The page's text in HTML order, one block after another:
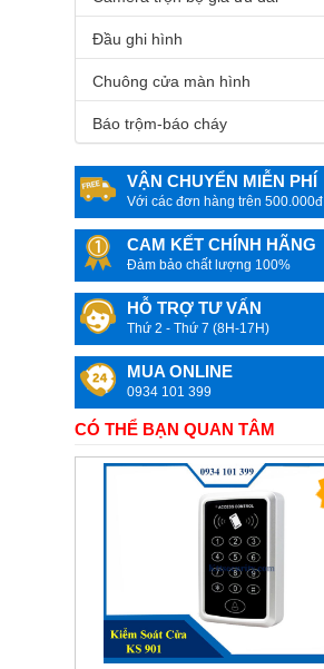
Camera
phòng
Mực
Linh
màu
dùng
Công
Đầu ghi hình
Chuông cửa màn hình
Báo trộm-báo cháy
VẬN CHUYỂN MIỄN PHÍ
Với các đơn hàng trên 500.000đ
CAM KẾT CHÍNH HÃNG
Đảm bảo chất lượng 100%
HỖ TRỢ TƯ VẤN
Thứ 2 - Thứ 7 (8H-17H)
MUA ONLINE
0934 101 399
CÓ THỂ BẠN QUAN TÂM